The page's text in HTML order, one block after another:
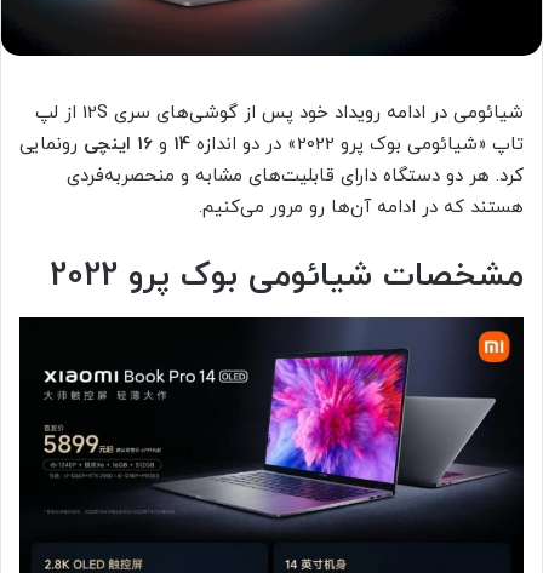
شیائومی در ادامه رویداد خود پس از گوشی‌های سری 12S از لپ
تاپ «شیائومی بوک پرو 2022» در دو اندازه
14 و 16 اینچی رونمایی
کرد. هر دو دستگاه دارای قابلیت‌های مشابه و منحصر‌به‌فردی
هستند که در ادامه آن‌ها رو مرور می‌کنیم.
مشخصات شیائومی بوک پرو 2022